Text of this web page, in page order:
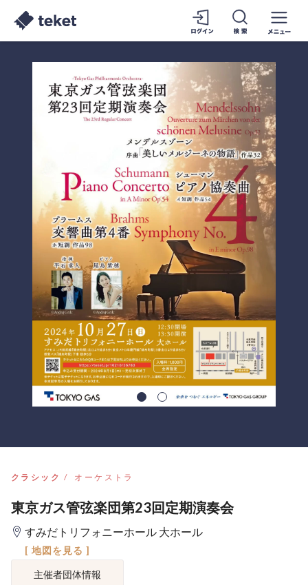
クラシック オーケストラ
東京ガス管弦楽団第23回定期演奏会
すみだトリフォニーホール 大ホール
[ 地図を見る ]
主催者団体情報